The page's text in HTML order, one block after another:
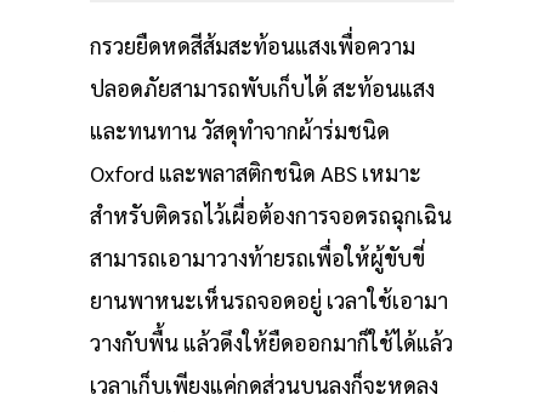
กรวยยืดหดสีส้มสะท้อนแสงเพื่อความ
ปลอดภัยสามารถพับเก็บได้ สะท้อนแสง
และทนทาน วัสดุทำจากผ้าร่มชนิด
Oxford และพลาสติกชนิด ABS เหมาะ
สำหรับติดรถไว้เผื่อต้องการจอดรถฉุกเฉิน
สามารถเอามาวางท้ายรถเพื่อให้ผู้ขับขี่
ยานพาหนะเห็นรถจอดอยู่ เวลาใช้เอามา
วางกับพื้น แล้วดึงให้ยืดออกมาก็ใช้ได้แล้ว
เวลาเก็บเพียงแค่กดส่วนบนลงก็จะหดลง